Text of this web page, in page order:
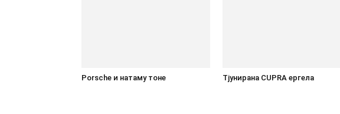
Porsche и натаму тоне Tјунирана CUPRA ергела